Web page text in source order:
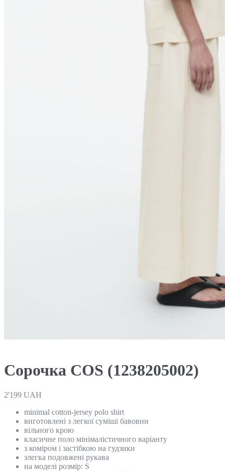
Сорочка COS (1238205002)
2'199 UAH
minimal cotton-jersey polo shirt
виготовлені з легкої суміші бавовни
вільного крою
класичне поло мінімалістичного варіанту
з коміром і застібкою на гудзики
злегка подовжені рукава
на моделі розмір: S